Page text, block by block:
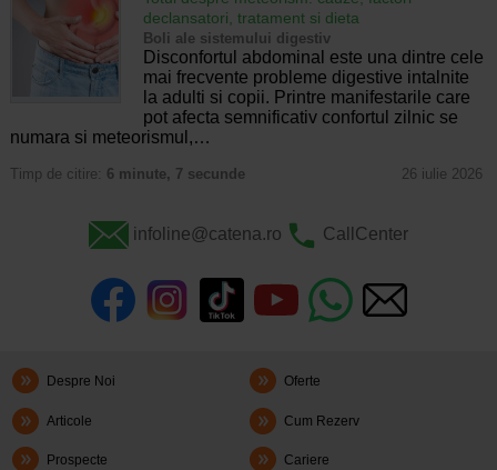
declansatori, tratament si dieta
Boli ale sistemului digestiv
Disconfortul abdominal este una dintre cele
mai frecvente probleme digestive intalnite
la adulti si copii. Printre manifestarile care
pot afecta semnificativ confortul zilnic se
numara si meteorismul,…
Timp de citire: 6 minute, 7 secunde 26 iulie 2026
infoline@catena.ro CallCenter
Despre Noi Oferte
Articole Cum Rezerv
Prospecte Cariere